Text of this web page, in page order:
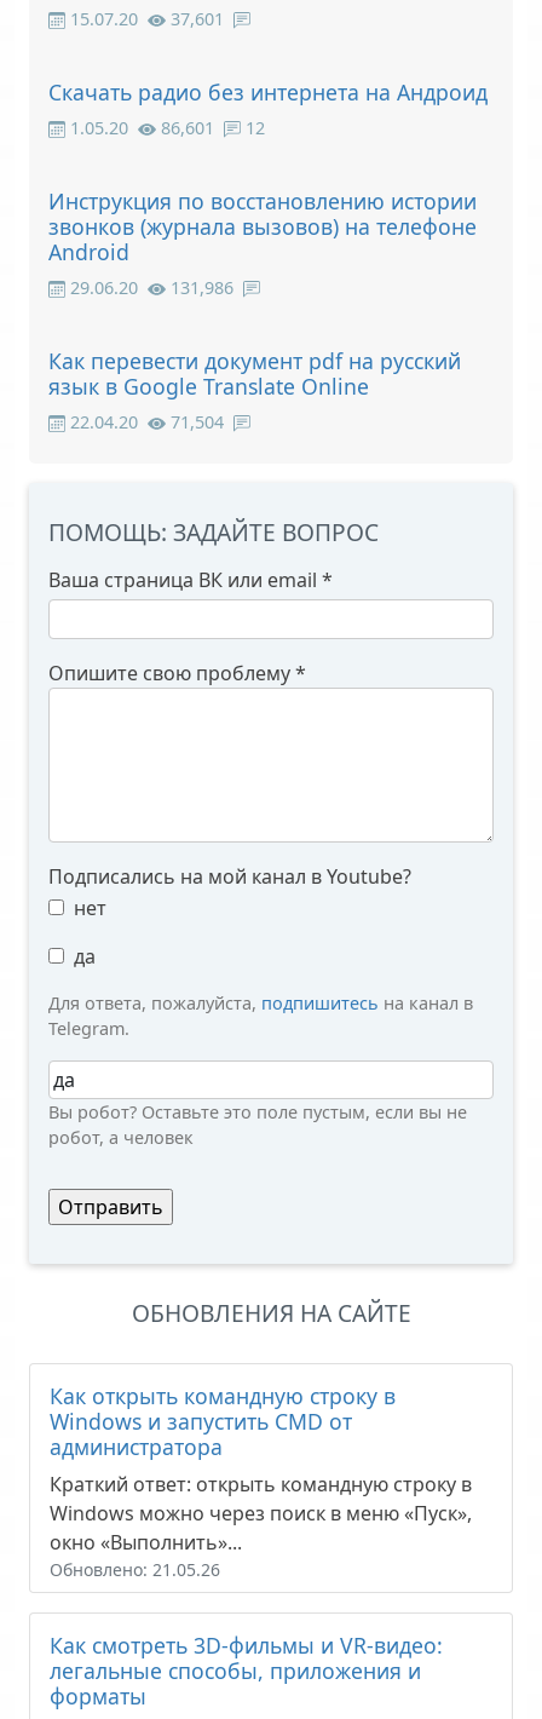
15.07.20 37,601
Скачать радио без интернета на Андроид
1.05.20 86,601 12
Инструкция по восстановлению истории
звонков (журнала вызовов) на телефоне
Android
29.06.20 131,986
Как перевести документ pdf на русский
язык в Google Translate Online
22.04.20 71,504
ПОМОЩЬ: ЗАДАЙТЕ ВОПРОС
Ваша страница ВК или email *
Опишите свою проблему*
Подписались на мой канал в Youtube?
нет
да
Для ответа, пожалуйста, подпишитесь на канал в
Telegram.
Вы робот?
Вы робот? Оставьте это поле пустым, если вы не
робот, а человек
ОБНОВЛЕНИЯ НА САЙТЕ
Как открыть командную строку в
Windows и запустить CMD от
администратора
Краткий ответ: открыть командную строку в
Windows можно через поиск в меню «Пуск»,
окно «Выполнить»...
Обновлено: 21.05.26
Как смотреть 3D-фильмы и VR-видео:
легальные способы, приложения и
форматы